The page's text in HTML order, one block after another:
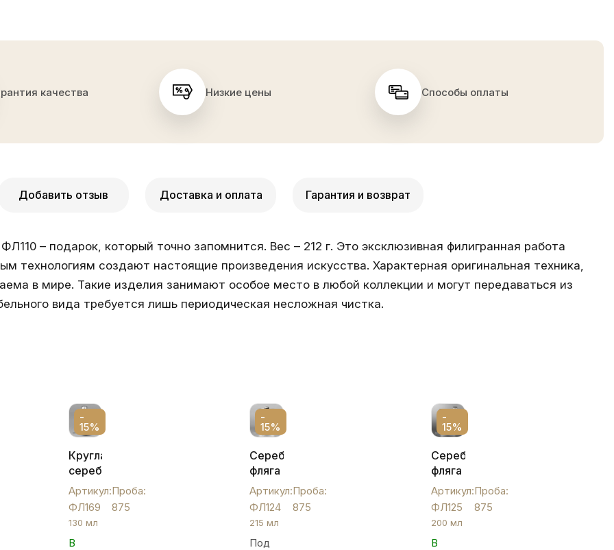
качества Низкие цены Способы оплаты
Добавить отзыв Доставка и оплата Гарантия и возврат
– подарок, который точно запомнится. Вес – 212 г. Это эксклюзивная филигранная работа
технологиям создают настоящие произведения искусства. Характерная оригинальная техника,
в мире. Такие изделия занимают особое место в любой коллекции и могут передаваться из
вида требуется лишь периодическая несложная чистка.
-
15%
Круглая
серебряная
фляжка
"Зигзаг",
ФЛ169
Артикул:
ФЛ169
Проба:
875
130 мл
В
-
15%
Серебряная
фляга
с
откидной
крышкой,
ФЛ124
Артикул:
ФЛ124
Проба:
875
215 мл
Под
-
15%
Серебряная
фляга
ручной
работы.,
ФЛ125
Артикул:
ФЛ125
Проба:
875
200 мл
В